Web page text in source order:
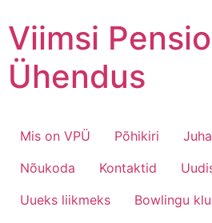
to
content
Viimsi
Ühendus
Mis on VPÜ Põhikiri
Nõukoda
Kontaktid
Uueks liikmeks
Bowlingu